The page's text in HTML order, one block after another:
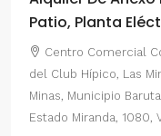
Patio, Planta
Centro Comercial
del Club Hípico, Las
Minas, Municipio
Estado Miranda, 1080,